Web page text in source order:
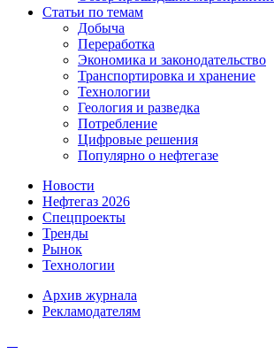
Статьи по темам
Добыча
Переработка
Экономика и законодательство
Транспортировка и хранение
Технологии
Геология и разведка
Потребление
Цифровые решения
Популярно о нефтегазе
Новости
Нефтегаз 2026
Спецпроекты
Тренды
Рынок
Технологии
Архив журнала
Рекламодателям